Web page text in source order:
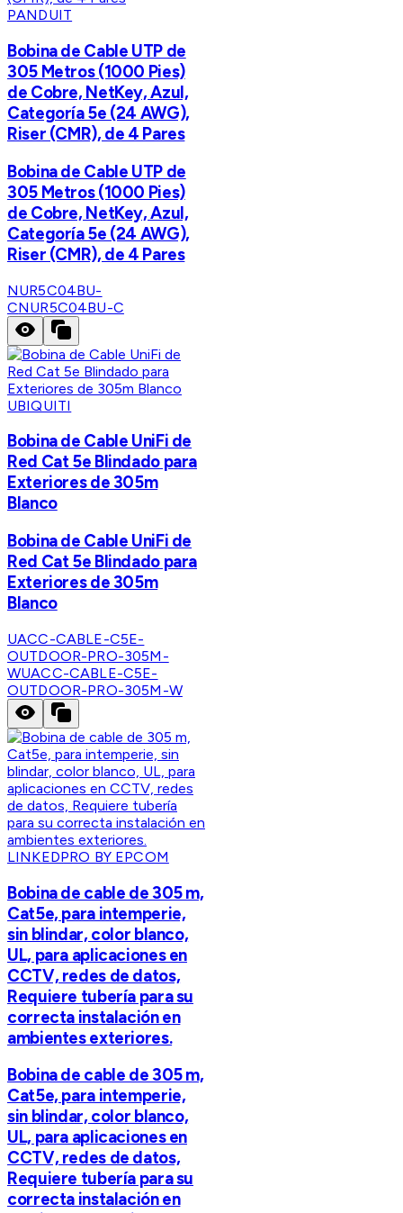
PANDUIT
Bobina de Cable UTP de
305 Metros (1000 Pies)
de Cobre, NetKey, Azul,
Categoría 5e (24 AWG),
Riser (CMR), de 4 Pares
Bobina de Cable UTP de
305 Metros (1000 Pies)
de Cobre, NetKey, Azul,
Categoría 5e (24 AWG),
Riser (CMR), de 4 Pares
NUR5C04BU-
CNUR5C04BU-C
UBIQUITI
Bobina de Cable UniFi de
Red Cat 5e Blindado para
Exteriores de 305m
Blanco
Bobina de Cable UniFi de
Red Cat 5e Blindado para
Exteriores de 305m
Blanco
UACC-CABLE-C5E-
OUTDOOR-PRO-305M-
WUACC-CABLE-C5E-
OUTDOOR-PRO-305M-W
LINKEDPRO BY EPCOM
Bobina de cable de 305 m,
Cat5e, para intemperie,
sin blindar, color blanco,
UL, para aplicaciones en
CCTV, redes de datos,
Requiere tubería para su
correcta instalación en
ambientes exteriores.
Bobina de cable de 305 m,
Cat5e, para intemperie,
sin blindar, color blanco,
UL, para aplicaciones en
CCTV, redes de datos,
Requiere tubería para su
correcta instalación en